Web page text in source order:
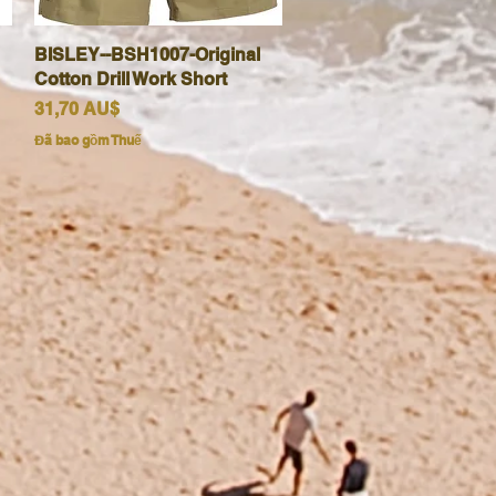
Xem nhanh
BISLEY--BSH1007-Original
Cotton Drill Work Short
Giá
31,70 AU$
Đã bao gồm Thuế